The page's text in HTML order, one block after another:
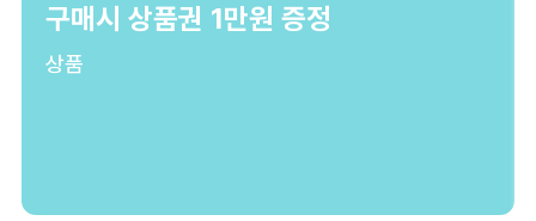
구매시 상품권 1만원 증정
상품